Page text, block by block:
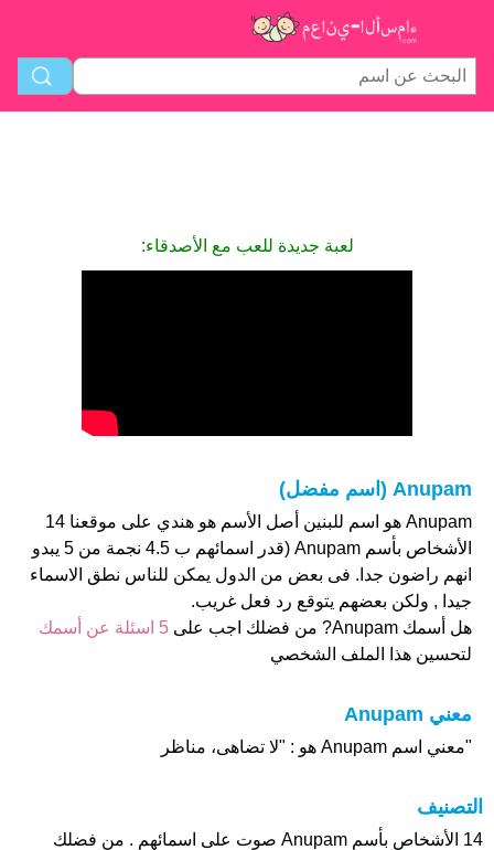
لعبة جديدة للعب مع الأصدقاء:
Anupam (اسم مفضل)
Anupam هو اسم للبنين أصل الأسم هو هندي على موقعنا 14
الأشخاص بأسم Anupam (قدر اسمائهم ب 4.5 نجمة من 5 يبدو
انهم راضون جدا. فى بعض من الدول يمكن للناس نطق الاسماء
جيدا , ولكن بعضهم يتوقع رد فعل غريب.
هل أسمك Anupam? من فضلك اجب على
5 اسئلة عن أسمك
لتحسين هذا الملف الشخصي
معني Anupam
"معني اسم Anupam هو : "لا تضاهى، مناظر
التصنيف
14 الأشخاص بأسم Anupam صوت على اسمائهم . من فضلك